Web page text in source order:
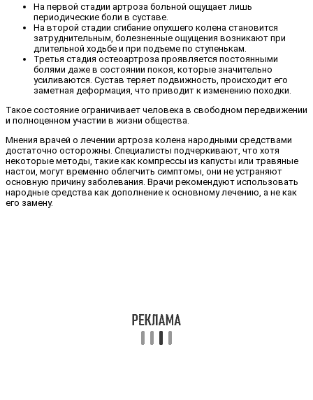
На первой стадии артроза больной ощущает лишь
периодические боли в суставе.
На второй стадии сгибание опухшего колена становится
затруднительным, болезненные ощущения возникают при
длительной ходьбе и при подъеме по ступенькам.
Третья стадия остеоартроза проявляется постоянными
болями даже в состоянии покоя, которые значительно
усиливаются. Сустав теряет подвижность, происходит его
заметная деформация, что приводит к изменению походки.
Такое состояние ограничивает человека в свободном передвижении
и полноценном участии в жизни общества.
Мнения врачей о лечении артроза колена народными средствами
достаточно осторожны. Специалисты подчеркивают, что хотя
некоторые методы, такие как компрессы из капусты или травяные
настои, могут временно облегчить симптомы, они не устраняют
основную причину заболевания. Врачи рекомендуют использовать
народные средства как дополнение к основному лечению, а не как
его замену.